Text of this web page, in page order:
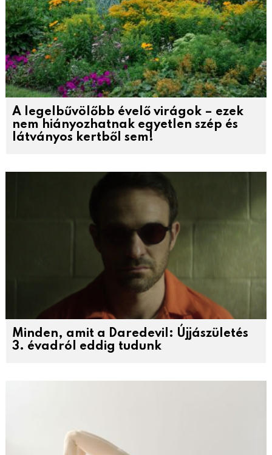
A legelbűvölőbb évelő virágok – ezek
nem hiányozhatnak egyetlen szép és
látványos kertből sem!
Minden, amit a Daredevil: Újjászületés
3. évadról eddig tudunk